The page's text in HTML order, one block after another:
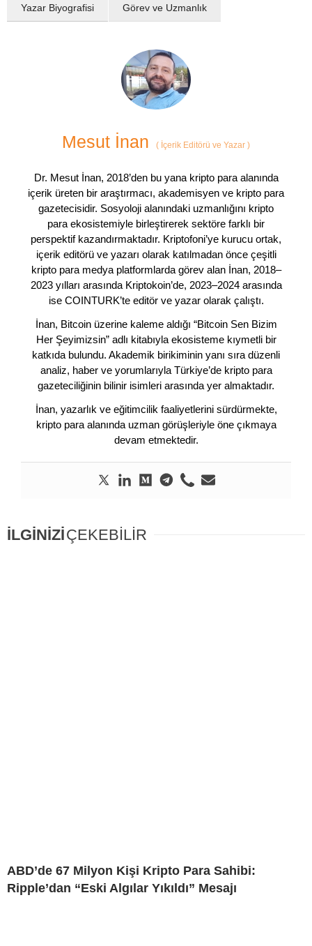
Yazar Biyografisi Görev ve Uzmanlık
Mesut İnan ( İçerik Editörü ve Yazar )
Dr. Mesut İnan, 2018’den bu yana kripto para alanında
içerik üreten bir araştırmacı, akademisyen ve kripto para
gazetecisidir. Sosyoloji alanındaki uzmanlığını kripto
para ekosistemiyle birleştirerek sektöre farklı bir
perspektif kazandırmaktadır. Kriptofoni’ye kurucu ortak,
içerik editörü ve yazarı olarak katılmadan önce çeşitli
kripto para medya platformlarda görev alan İnan, 2018–
2023 yılları arasında Kriptokoin’de, 2023–2024 arasında
ise COINTURK’te editör ve yazar olarak çalıştı.
İnan, Bitcoin üzerine kaleme aldığı “Bitcoin Sen Bizim
Her Şeyimizsin” adlı kitabıyla ekosisteme kıymetli bir
katkıda bulundu. Akademik birikiminin yanı sıra düzenli
analiz, haber ve yorumlarıyla Türkiye’de kripto para
gazeteciliğinin bilinir isimleri arasında yer almaktadır.
İnan, yazarlık ve eğitimcilik faaliyetlerini sürdürmekte,
kripto para alanında uzman görüşleriyle öne çıkmaya
devam etmektedir.
İLGİNİZİÇEKEBİLİR
ABD’de 67 Milyon Kişi Kripto Para Sahibi:
Ripple’dan “Eski Algılar Yıkıldı” Mesajı